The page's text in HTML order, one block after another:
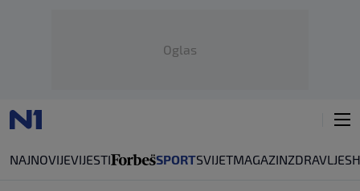
Oglas
NAJNOVIJEVIJESTI SPORTSVIJETMAGAZINZDRAVLJE